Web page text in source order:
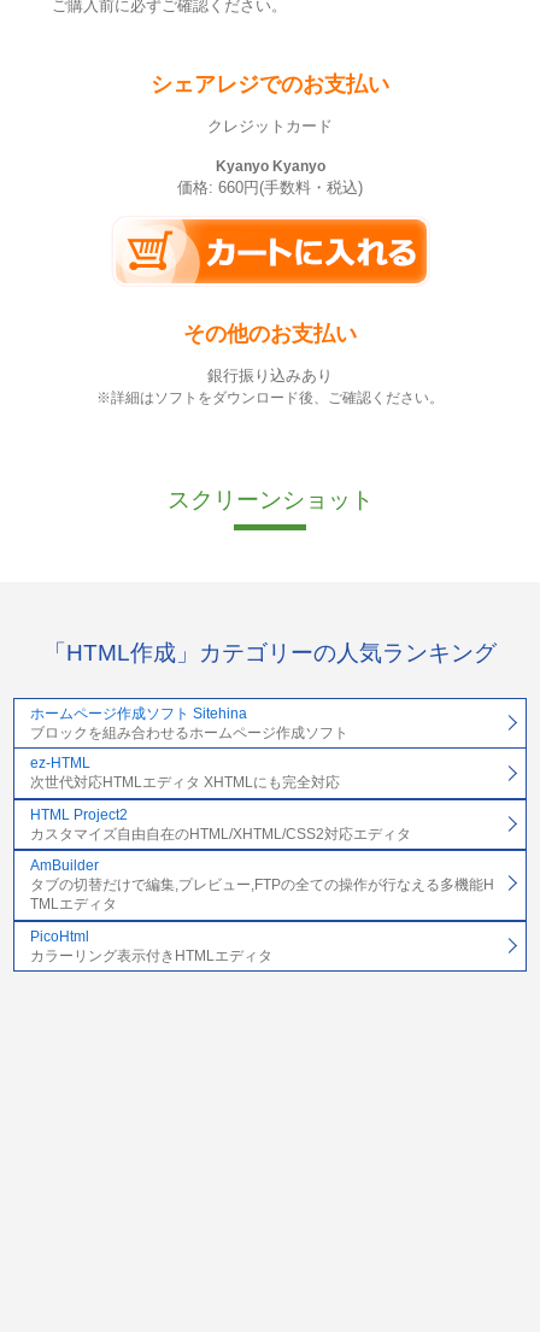
ご購入前に必ずご確認ください。
シェアレジでのお支払い
クレジットカード
Kyanyo Kyanyo
価格: 660円(手数料・税込)
その他のお支払い
銀行振り込みあり
※詳細はソフトをダウンロード後、ご確認ください。
スクリーンショット
「HTML作成」カテゴリーの人気ランキング
ホームページ作成ソフト Sitehina
ブロックを組み合わせるホームページ作成ソフト
ez-HTML
次世代対応HTMLエディタ XHTMLにも完全対応
HTML Project2
カスタマイズ自由自在のHTML/XHTML/CSS2対応エディタ
AmBuilder
タブの切替だけで編集,プレビュー,FTPの全ての操作が行なえる多機能H
TMLエディタ
PicoHtml
カラーリング表示付きHTMLエディタ